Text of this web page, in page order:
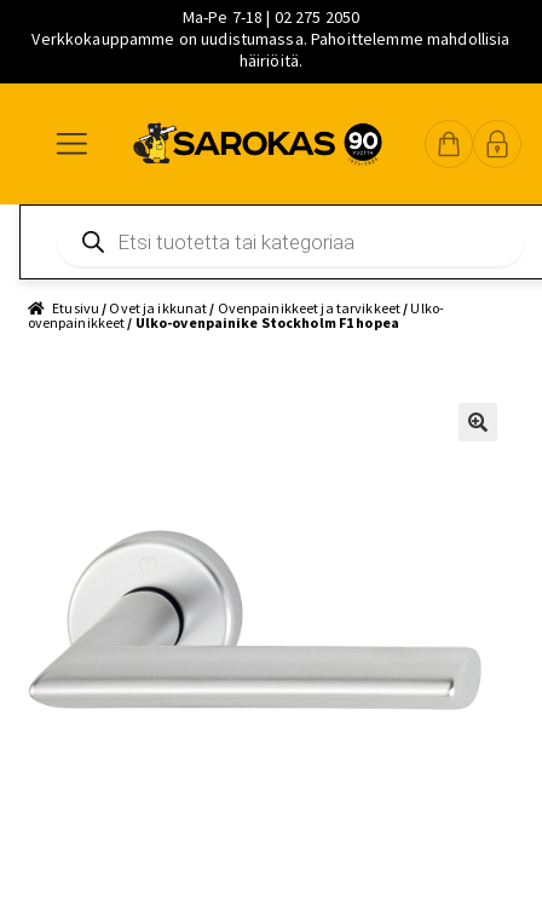
Ma-Pe 7-18 | 02 275 2050
Verkkokauppamme on uudistumassa. Pahoittelemme mahdollisia
häiriöitä.
navigointiin
sisältöön
pääsisältöön
search
Etusivu / Ovet ja ikkunat / Ovenpainikkeet ja tarvikkeet /Ulko-
ovenpainikkeet / Ulko-ovenpainike Stockholm F1 hopea